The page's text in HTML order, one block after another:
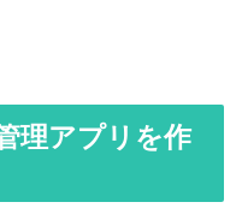
理アプリを作